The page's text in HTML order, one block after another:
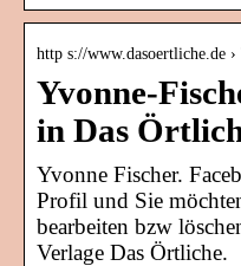
http s://www.dasoertliche.de ›
Yvonne-
in Das
Yvonne Fischer.
Profil und Sie
bearbeiten bzw
Verlage Das Örtliche.